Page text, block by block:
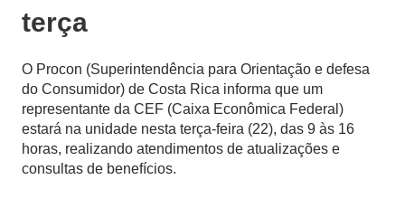
terça
O Procon (Superintendência para Orientação e defesa
do Consumidor) de Costa Rica informa que um
representante da CEF (Caixa Econômica Federal)
estará na unidade nesta terça-feira (22), das 9 às 16
horas, realizando atendimentos de atualizações e
consultas de benefícios.